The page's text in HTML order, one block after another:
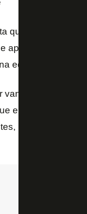
que terá
apesar do
equipe carioca.
vantagem alguma
eu conheço
mas não vejo